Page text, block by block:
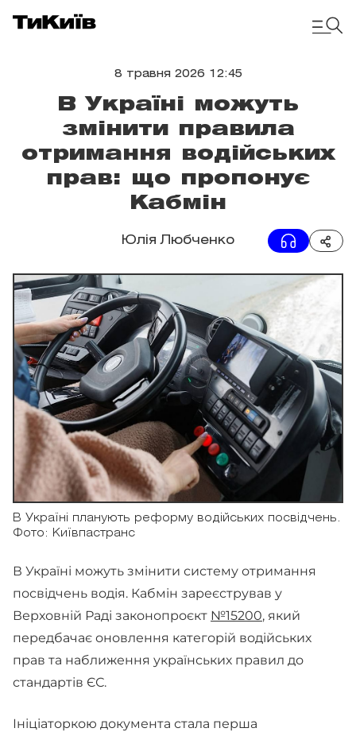
8 травня 2026 12:45
В Україні можуть
змінити правила
отримання водійських
прав: що пропонує
Кабмін
Юлія Любченко
В Україні планують реформу водійських посвідчень.
Фото: Київпастранс
В Україні можуть змінити систему отримання
посвідчень водія. Кабмін зареєстрував у
Верховній Раді законопроєкт №15200, який
передбачає оновлення категорій водійських
прав та наближення українських правил до
стандартів ЄС.
Ініціаторкою документа стала перша